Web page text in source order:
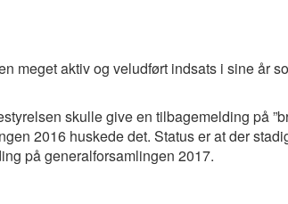
meget aktiv og veludført indsats i sine år
skulle give en tilbagemelding på
2016 huskede det. Status er at der
på generalforsamlingen 2017.